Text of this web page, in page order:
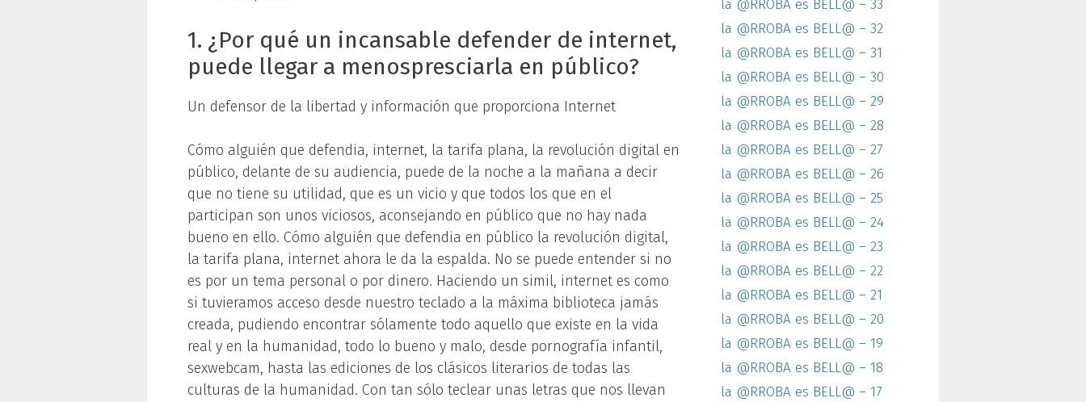
1. ¿Por qué un incansable defender de internet,
puede llegar a menospresciarla en público?
Un defensor de la libertad y información que proporciona Internet
Cómo alguién que defendia, internet, la tarifa plana, la revolución digital en
público, delante de su audiencia, puede de la noche a la mañana a decir
que no tiene su utilidad, que es un vicio y que todos los que en el
participan son unos viciosos, aconsejando en público que no hay nada
bueno en ello. Cómo alguién que defendia en público la revolución digital,
la tarifa plana, internet ahora le da la espalda. No se puede entender si no
es por un tema personal o por dinero. Haciendo un simil, internet es como
si tuvieramos acceso desde nuestro teclado a la máxima biblioteca jamás
creada, pudiendo encontrar sólamente todo aquello que existe en la vida
real y en la humanidad, todo lo bueno y malo, desde pornografía infantil,
sexwebcam, hasta las ediciones de los clásicos literarios de todas las
culturas de la humanidad. Con tan sólo teclear unas letras que nos llevan
la @RROBA es BELL@ – 33
la @RROBA es BELL@ – 32
la @RROBA es BELL@ – 31
la @RROBA es BELL@ – 30
la @RROBA es BELL@ – 29
la @RROBA es BELL@ – 28
la @RROBA es BELL@ – 27
la @RROBA es BELL@ – 26
la @RROBA es BELL@ – 25
la @RROBA es BELL@ – 24
la @RROBA es BELL@ – 23
la @RROBA es BELL@ – 22
la @RROBA es BELL@ – 21
la @RROBA es BELL@ – 20
la @RROBA es BELL@ – 19
la @RROBA es BELL@ – 18
la @RROBA es BELL@ – 17